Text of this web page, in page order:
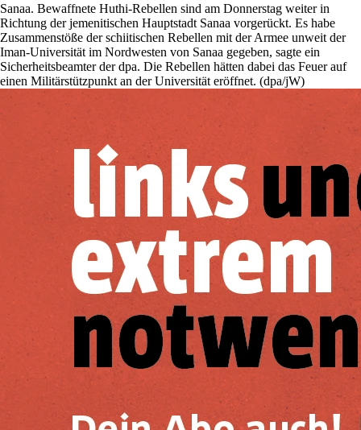
Sanaa. Bewaffnete Huthi-Rebellen sind am Donnerstag weiter in
Richtung der jemenitischen Hauptstadt Sanaa vorgerückt. Es habe
Zusammenstöße der schiitischen Rebellen mit der Armee unweit der
Iman-Universität im Nordwesten von Sanaa gegeben, sagte ein
Sicherheitsbeamter der dpa. Die Rebellen hätten dabei das Feuer auf
einen Militärstützpunkt an der Universität eröffnet. (dpa/jW)